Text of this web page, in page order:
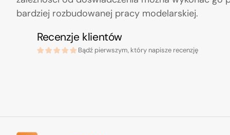
bardziej rozbudowanej pracy modelarskiej.
Recenzje klientów
Bądź pierwszym, który napisze recenzję